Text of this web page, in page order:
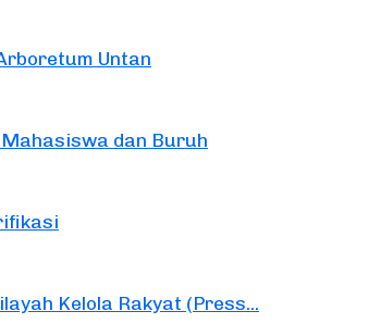
Untan
dan Buruh
Kelola Rakyat (Press...